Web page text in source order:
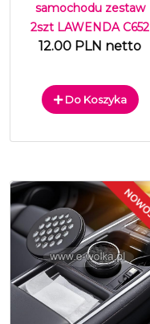
samochodu zestaw
2szt LAWENDA C652
12.00 PLN netto
Do Koszyka